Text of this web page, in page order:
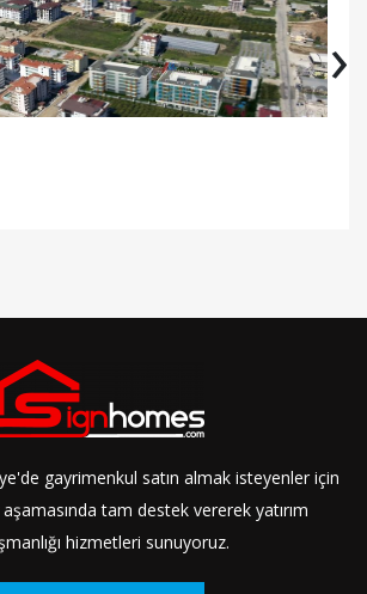
›
gayrimenkul satın almak isteyenler için
tam destek vererek yatırım
hizmetleri sunuyoruz.